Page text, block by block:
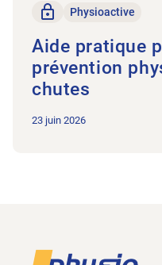
Seulement pour les
Physioactive
Aide pratique
prévention
chutes
23 juin 2026
Footer